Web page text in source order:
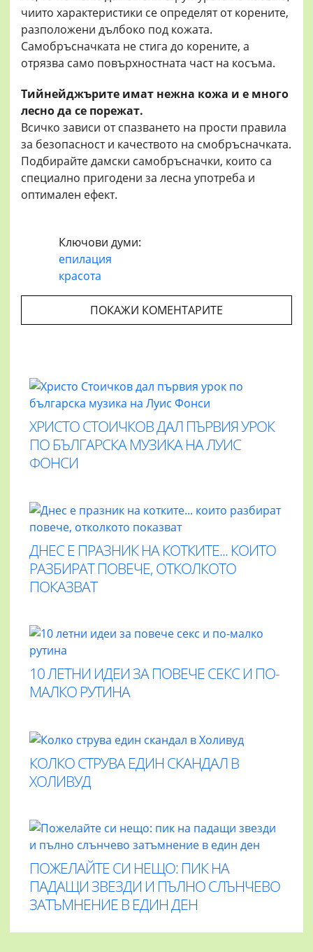
чиито характеристики се определят от корените,
разположени дълбоко под кожата.
Самобръсначката не стига до корените, а
отрязва само повърхностната част на косъма.
Тийнейджърите имат нежна кожа и е много
лесно да се порежат.
Всичко зависи от спазването на прости правила
за безопасност и качеството на смобръсначката.
Подбирайте дамски самобръсначки, които са
специално пригодени за лесна употреба и
оптимален ефект.
Ключови думи:
епилация
красота
ПОКАЖИ КОМЕНТАРИТЕ
ХРИСТО СТОИЧКОВ ДАЛ ПЪРВИЯ УРОК
ПО БЪЛГАРСКА МУЗИКА НА ЛУИС
ФОНСИ
ДНЕС Е ПРАЗНИК НА КОТКИТЕ... КОИТО
РАЗБИРАТ ПОВЕЧЕ, ОТКОЛКОТО
ПОКАЗВАТ
10 ЛЕТНИ ИДЕИ ЗА ПОВЕЧЕ СЕКС И ПО-
МАЛКО РУТИНА
КОЛКО СТРУВА ЕДИН СКАНДАЛ В
ХОЛИВУД
ПОЖЕЛАЙТЕ СИ НЕЩО: ПИК НА
ПАДАЩИ ЗВЕЗДИ И ПЪЛНО СЛЪНЧЕВО
ЗАТЪМНЕНИЕ В ЕДИН ДЕН